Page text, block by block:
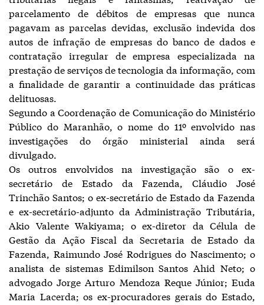
parcelamento de débitos de empresas que nunca
pagavam as parcelas devidas, exclusão indevida dos
autos de infração de empresas do banco de dados e
contratação irregular de empresa especializada na
prestação de serviços de tecnologia da informação, com
a finalidade de garantir a continuidade das práticas
delituosas.
Segundo a Coordenação de Comunicação do Ministério
Público do Maranhão, o nome do 11º envolvido nas
investigações do órgão ministerial ainda será
divulgado.
Os outros envolvidos na investigação são o ex-
secretário de Estado da Fazenda, Cláudio José
Trinchão Santos; o ex-secretário de Estado da Fazenda
e ex-secretário-adjunto da Administração Tributária,
Akio Valente Wakiyama; o ex-diretor da Célula de
Gestão da Ação Fiscal da Secretaria de Estado da
Fazenda, Raimundo José Rodrigues do Nascimento; o
analista de sistemas Edimilson Santos Ahid Neto; o
advogado Jorge Arturo Mendoza Reque Júnior; Euda
Maria Lacerda; os ex-procuradores gerais do Estado,